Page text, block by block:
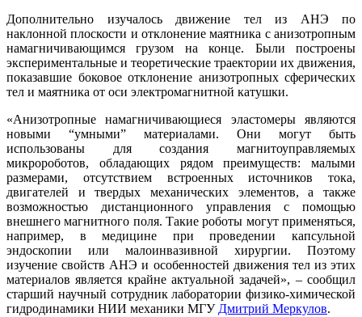
Дополнительно изучалось движение тел из АНЭ по
наклонной плоскости и отклонение маятника с анизотропным
намагничивающимся грузом на конце. Были построены
экспериментальные и теоретические траектории их движения,
показавшие боковое отклонение анизотропных сферических
тел и маятника от оси электромагнитной катушки.
«Анизотропные намагничивающиеся эластомеры являются
новыми “умными” материалами. Они могут быть
использованы для создания магнитоуправляемых
микророботов, обладающих рядом преимуществ: малыми
размерами, отсутствием встроенных источников тока,
двигателей и твердых механических элементов, а также
возможностью дистанционного управления с помощью
внешнего магнитного поля. Такие роботы могут применяться,
например, в медицине при проведении капсульной
эндоскопии или малоинвазивной хирургии. Поэтому
изучение свойств АНЭ и особенностей движения тел из этих
материалов является крайне актуальной задачей», – сообщил
старший научный сотрудник лаборатории физико-химической
гидродинамики НИИ механики МГУДмитрий Меркулов.